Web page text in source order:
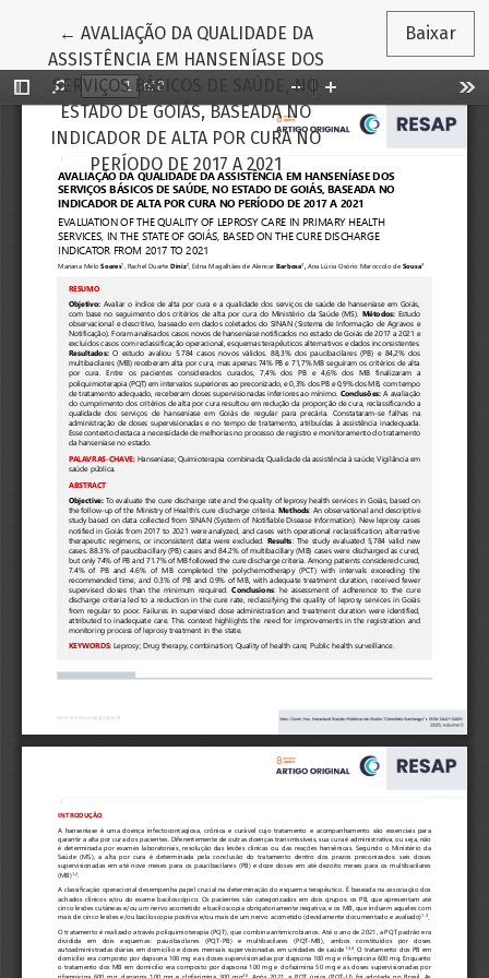
← Voltar aos Detalhes do Artigo
AVALIAÇÃO DA QUALIDADE DA
ASSISTÊNCIA EM HANSENÍASE DOS
SERVIÇOS BÁSICOS DE SAÚDE, NO
ESTADO DE GOIÁS, BASEADA NO
INDICADOR DE ALTA POR CURA NO
PERÍODO DE 2017 A 2021
Baixar